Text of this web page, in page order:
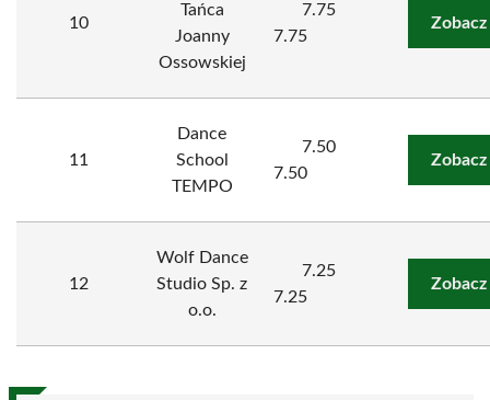
10
Tańca
Joanny
Ossowskiej
7.75
7.75
11
Dance
School
TEMPO
7.50
7.50
12
Wolf Dance
Studio Sp. z
o.o.
7.25
7.25